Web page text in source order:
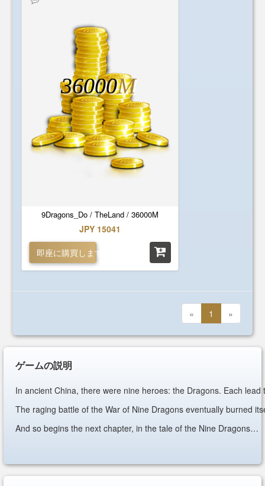
9Dragons_Do / TheLand / 36000M
36000M
JPY 15041
即座に購買します
« 1 »
ゲームの説明
In ancient China, there were nine heroes: the Dragons. Each
The raging battle of the War of Nine Dragons eventually burned
And so begins the next chapter, in the tale of the Nine Dragons…